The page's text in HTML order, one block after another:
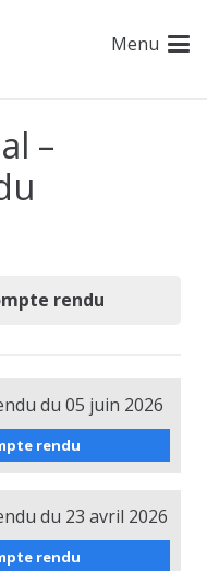
Menu
–
rendu
du 05 juin 2026
rendu
du 23 avril 2026
rendu